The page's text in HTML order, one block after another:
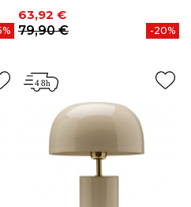
Prix
63,92 €
Prix de base
79,90 €
-20%